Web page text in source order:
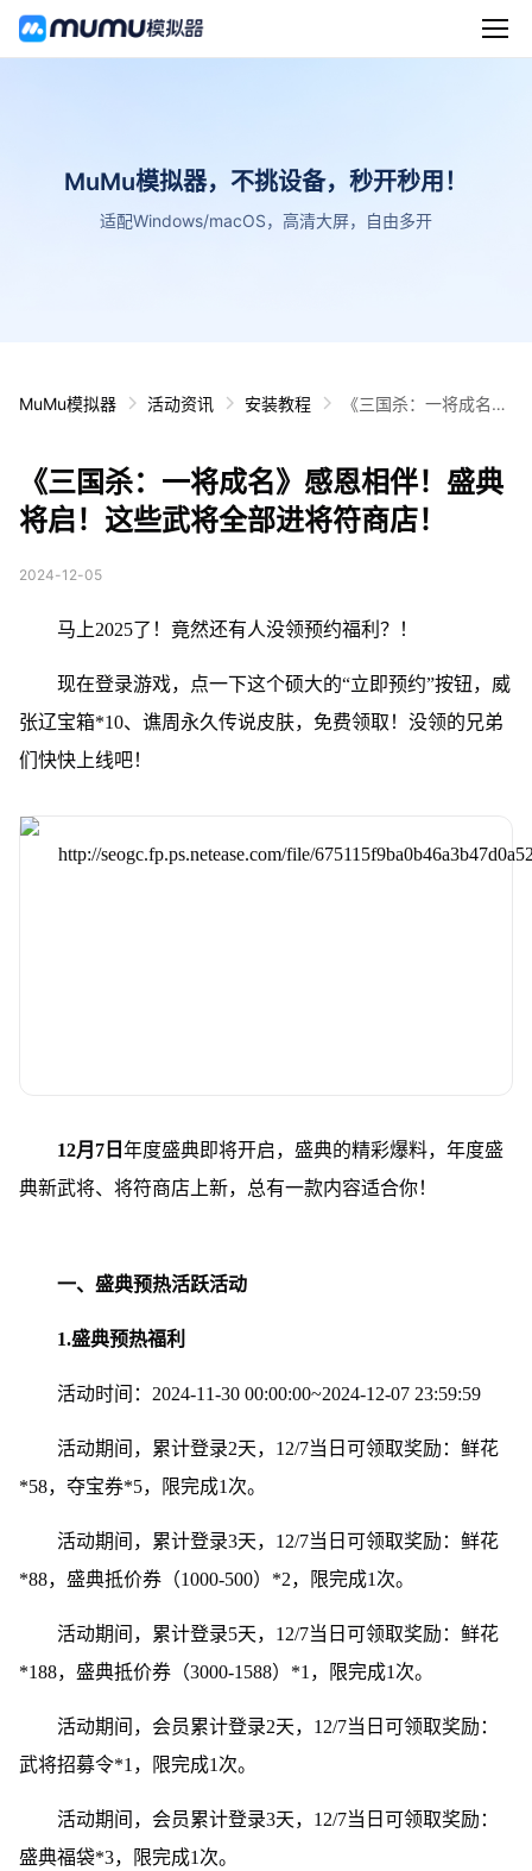
MuMu模拟器，不挑设备，秒开秒用！
适配Windows/macOS，高清大屏，自由多开
MuMu模拟器 活动资讯 安装教程
《三国杀：一将成名》
店！
《三国杀：一将成名》感恩相伴！盛典
将启！这些武将全部进将符商店！
2024-12-05
马上2025了！竟然还有人没领预约福利？！
现在登录游戏，点一下这个硕大的“立即预约”按钮，威
张辽宝箱*10、谯周永久传说皮肤，免费领取！没领的兄弟
们快快上线吧！
12月7日 年度盛典即将开启，盛典的精彩爆料，年度盛
典新武将、将符商店上新，总有一款内容适合你！
一、盛典预热活跃活动
1.盛典预热福利
活动时间：2024-11-30 00:00:00~2024-12-07 23:59:59
活动期间，累计登录2天，12/7当日可领取奖励：鲜花
*58，夺宝券*5，限完成1次。
活动期间，累计登录3天，12/7当日可领取奖励：鲜花
*88，盛典抵价券（1000-500）*2，限完成1次。
活动期间，累计登录5天，12/7当日可领取奖励：鲜花
*188，盛典抵价券（3000-1588）*1，限完成1次。
活动期间，会员累计登录2天，12/7当日可领取奖励：
武将招募令*1，限完成1次。
活动期间，会员累计登录3天，12/7当日可领取奖励：
盛典福袋*3，限完成1次。